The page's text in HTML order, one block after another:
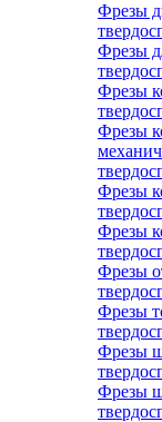
Фрезы
Фрезы
Фрезы
Фрезы
Фрезы
Фрезы
Фрезы
Фрезы
Фрезы
Фрезы